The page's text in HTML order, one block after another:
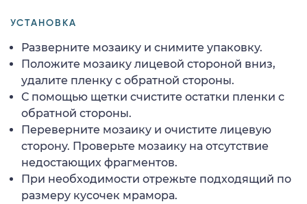
УСТАНОВКА
Разверните мозаику и снимите упаковку.
Положите мозаику лицевой стороной вниз,
удалите пленку с обратной стороны.
С помощью щетки счистите остатки пленки с
обратной стороны.
Переверните мозаику и очистите лицевую
сторону. Проверьте мозаику на отсутствие
недостающих фрагментов.
При необходимости отрежьте подходящий по
размеру кусочек мрамора.